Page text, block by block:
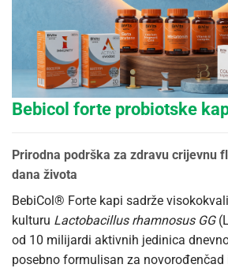
Bebicol forte probiotske
Prirodna podrška za zdravu crijevnu
dana života
BebiCol® Forte kapi sadrže
kulturu Lactobacillus rhamnosus GG
od 10 milijardi aktivnih jedinica
posebno formulisan za novorođenčad